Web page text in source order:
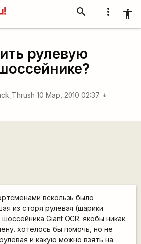
more_vert accessibility_new
search
рулевую
10 Мар, 2010 02:37 arrow_downward
вскользь было
из сторя рулевая (шарики
Giant OCR. якобы никак
хотелось бы помочь, но не
и какую можно взять на